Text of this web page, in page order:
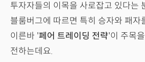
투자자들의 이목을 사로잡고 있다는
블룸버그에 따르면 특히 승자와 패자
이른바 '페어 트레이딩 전략'이 주목
전하는데요.